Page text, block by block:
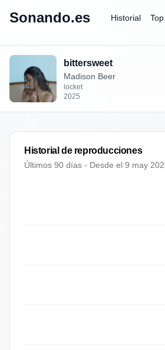
Sonando.es Historial
bittersweet
Madison Beer
locket
2025
Historial de reproducciones
Últimos 90 días - Desde el 9 may